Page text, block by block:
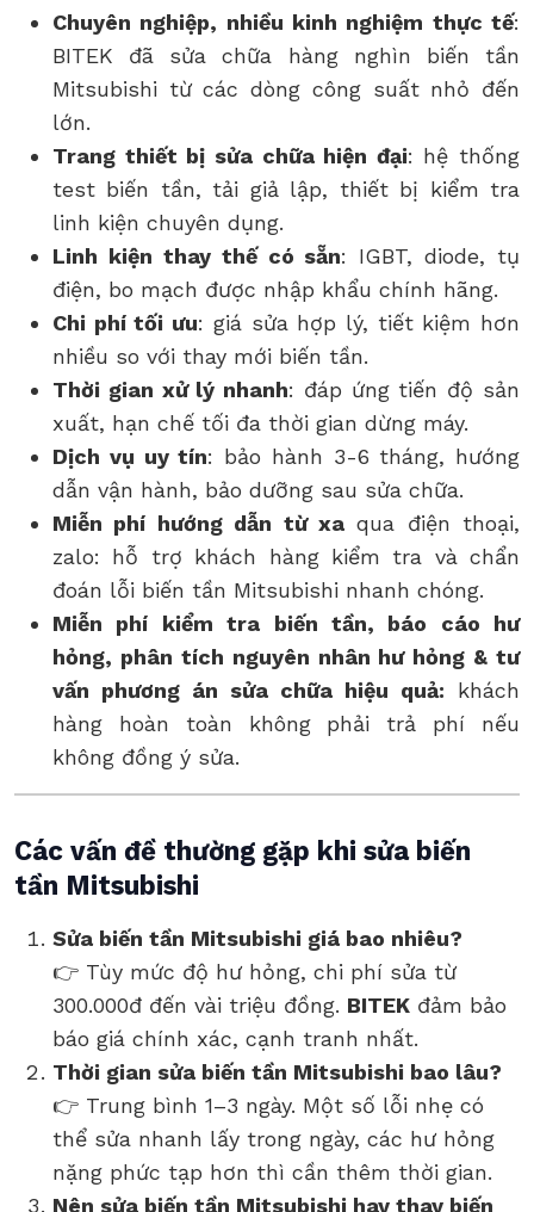
Chuyên nghiệp, nhiều kinh nghiệm thực tế:
BITEK đã sửa chữa hàng nghìn biến tần
Mitsubishi từ các dòng công suất nhỏ đến
lớn.
Trang thiết bị sửa chữa hiện đại: hệ thống
test biến tần, tải giả lập, thiết bị kiểm tra
linh kiện chuyên dụng.
Linh kiện thay thế có sẵn: IGBT, diode, tụ
điện, bo mạch được nhập khẩu chính hãng.
Chi phí tối ưu: giá sửa hợp lý, tiết kiệm hơn
nhiều so với thay mới biến tần.
Thời gian xử lý nhanh: đáp ứng tiến độ sản
xuất, hạn chế tối đa thời gian dừng máy.
Dịch vụ uy tín: bảo hành 3-6 tháng, hướng
dẫn vận hành, bảo dưỡng sau sửa chữa.
Miễn phí hướng dẫn từ xaqua điện thoại,
zalo: hỗ trợ khách hàng kiểm tra và chẩn
đoán lỗi biến tần Mitsubishi nhanh chóng.
Miễn phí kiểm tra biến tần, báo cáo hư
hỏng, phân tích nguyên nhân hư hỏng & tư
vấn phương án sửa chữa hiệu quả: khách
hàng hoàn toàn không phải trả phí nếu
không đồng ý sửa.
Các vấn đề thường gặp khi sửa biến
tần Mitsubishi
Sửa biến tần Mitsubishi giá bao nhiêu?
👉 Tùy mức độ hư hỏng, chi phí sửa từ
300.000đ đến vài triệu đồng. BITEK đảm bảo
báo giá chính xác, cạnh tranh nhất.
Thời gian sửa biến tần Mitsubishi bao lâu?
👉 Trung bình 1–3 ngày. Một số lỗi nhẹ có
thể sửa nhanh lấy trong ngày, các hư hỏng
nặng phức tạp hơn thì cần thêm thời gian.
Nên sửa biến tần Mitsubishi hay thay biến